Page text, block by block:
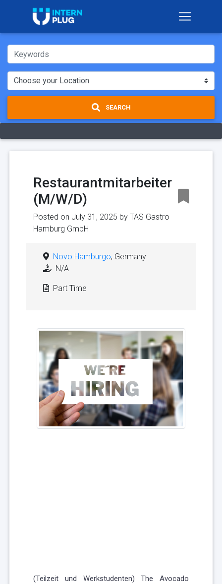
SEARCH
Restaurantmitarbeiter
(M/W/D)
Posted on July 31, 2025 by TAS Gastro
Hamburg GmbH
Novo Hamburgo, Germany
N/A
Part Time
(Teilzeit und Werkstudenten) The Avocado